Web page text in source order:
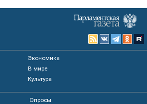
Экономика
В мире
Культура
Опросы